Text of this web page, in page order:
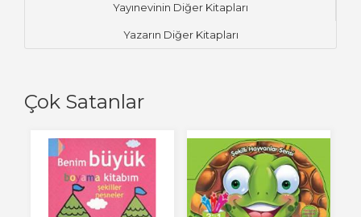
Yayınevinin Diğer Kitapları
Yazarın Diğer Kitapları
Çok Satanlar